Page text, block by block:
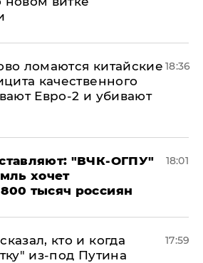
ломаются китайские
качественного
Евро-2 и убивают
18:36
"ВЧК-ОГПУ"
хочет
тысяч россиян
18:01
кто и когда
из-под Путина
17:59